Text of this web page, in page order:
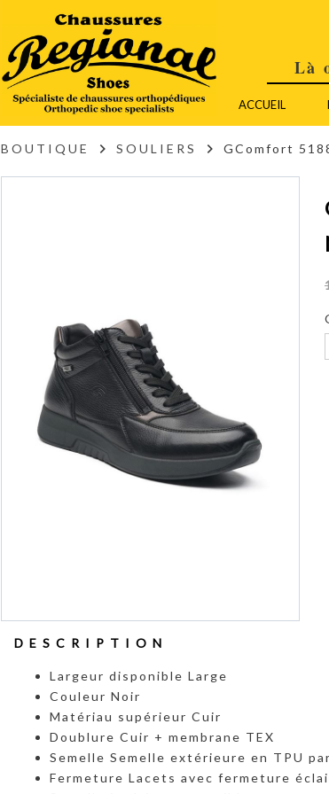
Là
ACCUEIL
BOUTIQUE SOULIERS GComfort
DESCRIPTION
Largeur disponible Large
Couleur Noir
Matériau supérieur Cuir
Doublure Cuir + membrane TEX
Semelle Semelle extérieure en TPU
Fermeture Lacets avec fermeture